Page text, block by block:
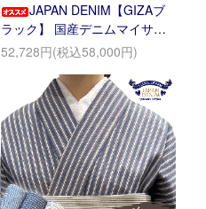
JAPAN DENIM【GIZAブ
ラック】 国産デニムマイサイ
ズオーダー
52,728円(税込58,000円)